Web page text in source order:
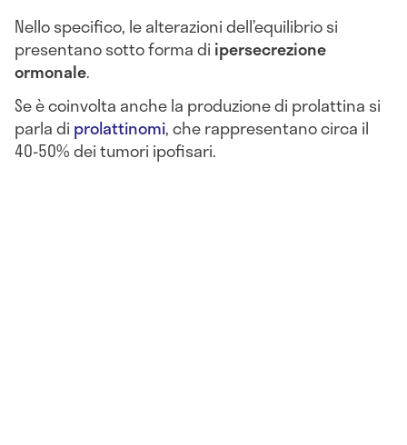
Nello specifico, le alterazioni dell’equilibrio si
presentano sotto forma di ipersecrezione
ormonale.
Se è coinvolta anche la produzione di prolattina si
parla di prolattinomi, che rappresentano circa il
40-50% dei tumori ipofisari.